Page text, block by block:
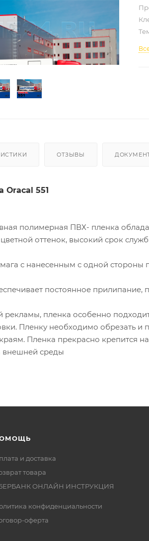
ОТЗЫВЫ
Oracal 551
полимерная ПВХ- пленка
оттенок, высокий срок
с нанесенным с одной стороны
постоянное прилипание,
рекламы, пленка особенно
Пленку необходимо обрезать и
Пленка прекрасно крепится
внешней среды
и доставка
товара
ОНЛАЙН ИНСТРУКЦИЯ
конфиденциальности
оферта